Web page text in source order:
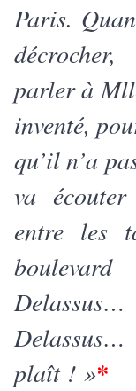
Paris.
parler à
inventé,
qu’il n’a
va
entre les
Delassus…
plaît ! »*